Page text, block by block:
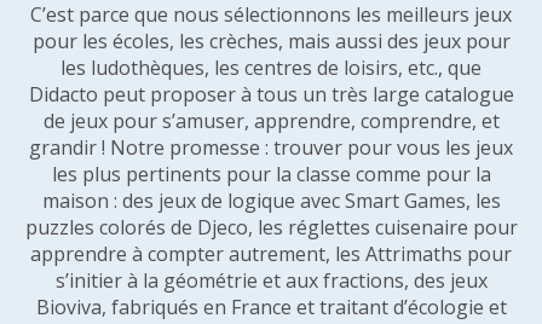
C’est parce que nous sélectionnons les meilleurs jeux
pour les écoles, les crèches, mais aussi des jeux pour
les ludothèques, les centres de loisirs, etc., que
Didacto peut proposer à tous un très large catalogue
de jeux pour s’amuser, apprendre, comprendre, et
grandir ! Notre promesse : trouver pour vous les jeux
les plus pertinents pour la classe comme pour la
maison : des jeux de logique avec Smart Games, les
puzzles colorés de Djeco, les réglettes cuisenaire pour
apprendre à compter autrement, les Attrimaths pour
s’initier à la géométrie et aux fractions, des jeux
Bioviva, fabriqués en France et traitant d’écologie et